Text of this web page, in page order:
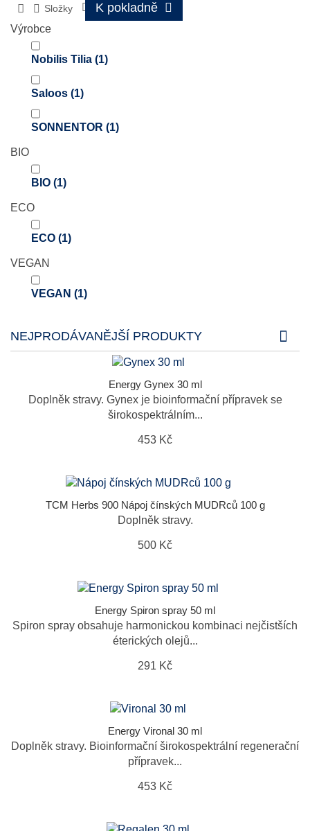
K pokladně
Složky Citronová tráva
Výrobce
Nobilis Tilia (1)
Saloos (1)
SONNENTOR (1)
BIO
BIO (1)
ECO
ECO (1)
VEGAN
VEGAN (1)
NEJPRODÁVANĚJŠÍ PRODUKTY
Energy Gynex 30 ml
Doplněk stravy. Gynex je bioinformační přípravek se
širokospektrálním...
453 Kč
TCM Herbs 900 Nápoj čínských MUDRců 100 g
Doplněk stravy.
500 Kč
Energy Spiron spray 50 ml
Spiron spray obsahuje harmonickou kombinaci nejčistších
éterických olejů...
291 Kč
Energy Vironal 30 ml
Doplněk stravy. Bioinformační širokospektrální regenerační
přípravek...
453 Kč